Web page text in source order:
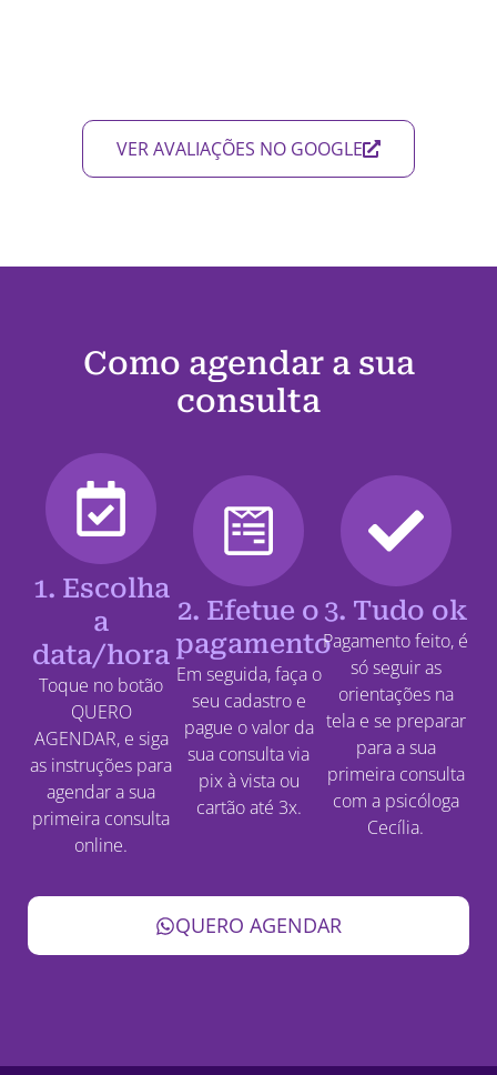
VER AVALIAÇÕES NO GOOGLE
Como agendar a sua
consulta
1. Escolha
a
data/hora
Toque no botão
QUERO
AGENDAR, e siga
as instruções para
agendar a sua
primeira consulta
online.
2. Efetue o
pagamento
Em seguida, faça o
seu cadastro e
pague o valor da
sua consulta via
pix à vista ou
cartão até 3x.
3. Tudo ok
Pagamento feito, é
só seguir as
orientações na
tela e se preparar
para a sua
primeira consulta
com a psicóloga
Cecília.
QUERO AGENDAR